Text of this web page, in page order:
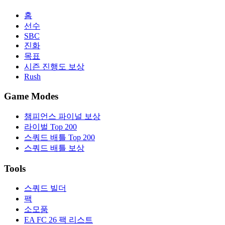
홈
선수
SBC
진화
목표
시즌 진행도 보상
Rush
Game Modes
챔피언스 파이널 보상
라이벌 Top 200
스쿼드 배틀 Top 200
스쿼드 배틀 보상
Tools
스쿼드 빌더
팩
소모품
EA FC 26 팩 리스트